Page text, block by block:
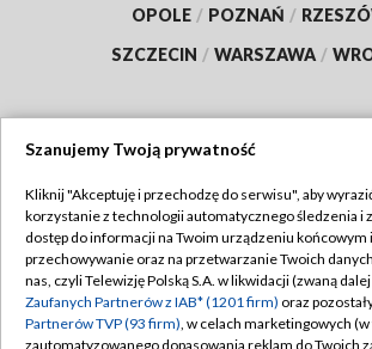
OPOLE / POZNAŃ /
SZCZECIN / WARSZAWA /
TVP
Abonament TVP
Emisja w TVP
Centrum informacji TVP
Regulamin TVP
Polityka prywatności
Moje zgody
Szanujemy Twoją prywatność
Kliknij "Akceptuję i przechodzę do serwisu", aby
korzystanie z technologii automatycznego śledzenia i
dostęp do informacji na Twoim urządzeniu końcowym
przechowywanie oraz na przetwarzanie Twoich
nas, czyli Telewizję Polską S.A. w likwidacji (zwaną
Zaufanych Partnerów z IAB* (1201 firm) oraz
Partnerów TVP (93 firm), w celach marketingowych
zautomatyzowanego dopasowania reklam do Twoich